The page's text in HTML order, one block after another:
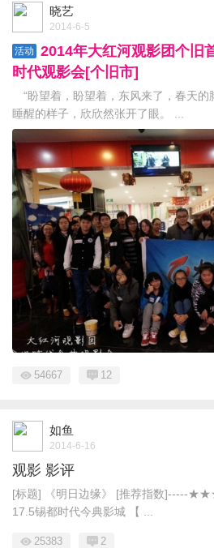
晓艺
2014-6-5
活动
2014年大红河观影团个
时代观影会[个旧市]
“盼望着，盼望着，东风来了，春天
睡醒的样子，欣欣然张开了眼。 ...
54667 12
如鱼
2014-6-16
观影 影评
[标题] 《明日边缘》 [推荐指数]-----
17.5锡都时代今典影城 【 ...
25383 2